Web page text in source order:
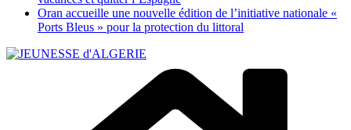
Oran accueille une nouvelle édition de l’initiative nationale «
Ports Bleus » pour la protection du littoral